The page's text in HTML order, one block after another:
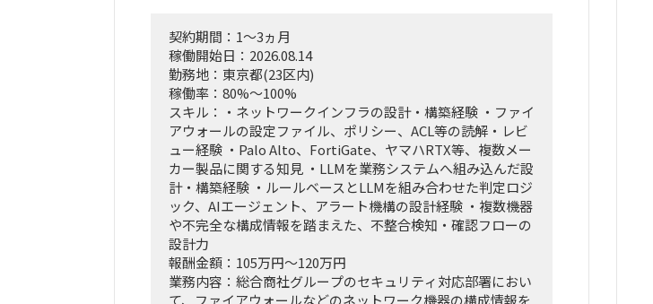
富裕層向けセグメント戦略、KPI設計、新営業モデル設計な
どの「上流企画」と、現場への落とし込み・タスクフォース
の推進を同時進行（アジャイル的）で回していただきます。
経営・役員クラスに対する定期的なレポーティングおよび直
接のディスカッション（壁打ち）への参画。
「バディAI」「AIロープレ」「ダッシュボード」等の最先端
ツールの要件定義から、それを現場の営業員にどう使わせる
か（行動変容設計）までの定着化支援。
支店長やトップ営業経験を持つクライアント（証券会社側）
のコアメンバーとタッグを組み、現場のリアルな知見を取り
込みながら実効性の高い設計を行います。
契約期間：1～3ヵ月
稼働開始日：2026.08.14
勤務地：東京都(23区内)
稼働率：80%～100%
スキル：・ネットワークインフラの設計・構築経験 ・ファイ
アウォールの設定ファイル、ポリシー、ACL等の読解・レビ
ュー経験 ・Palo Alto、FortiGate、ヤマハRTX等、複数メー
カー製品に関する知見 ・LLMを業務システムへ組み込んだ設
計・構築経験 ・ルールベースとLLMを組み合わせた判定ロジ
ック、AIエージェント、アラート機構の設計経験 ・複数機器
や不完全な構成情報を踏まえた、不整合検知・確認フローの
設計力
報酬金額：105万円～120万円
業務内容：総合商社グループのセキュリティ対応部署におい
て、ファイアウォールなどのネットワーク機器の構成情報を